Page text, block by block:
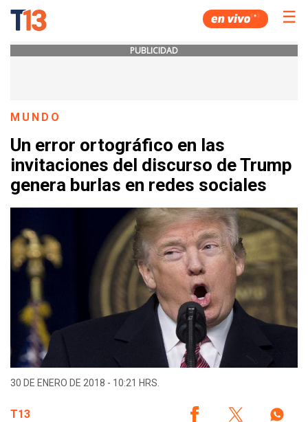
☰
PUBLICIDAD
MUNDO
Un error ortográfico en las
invitaciones del discurso de Trump
genera burlas en redes sociales
30 DE ENERO DE 2018 - 10:21 HRS.
T13